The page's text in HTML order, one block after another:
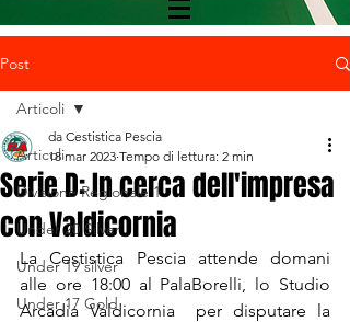
Post
Articoli
Divisione Regionale 1
Under 20 Silver
Under 19 silver
Under 17 Gold
Articoli
Serie D: In cerca dell'impresa
con Valdicornia
da Cestistica Pescia
18 mar 2023 Tempo di lettura: 2 min
La Cestistica Pescia attende domani
alle ore 18:00 al PalaBorelli, lo Studio
Arcadia Valdicornia  per disputare la